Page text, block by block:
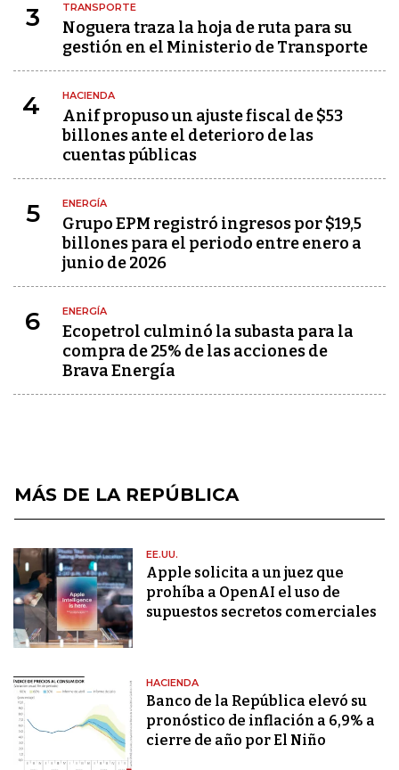
3 TRANSPORTE
Noguera traza la hoja de ruta para su
gestión en el Ministerio de Transporte
4 HACIENDA
Anif propuso un ajuste fiscal de $53
billones ante el deterioro de las
cuentas públicas
5 ENERGÍA
Grupo EPM registró ingresos por $19,5
billones para el periodo entre enero a
junio de 2026
6 ENERGÍA
Ecopetrol culminó la subasta para la
compra de 25% de las acciones de
Brava Energía
MÁS DE LA REPÚBLICA
EE.UU.
Apple solicita a un juez que
prohíba a OpenAI el uso de
supuestos secretos comerciales
HACIENDA
Banco de la República elevó su
pronóstico de inflación a 6,9% a
cierre de año por El Niño